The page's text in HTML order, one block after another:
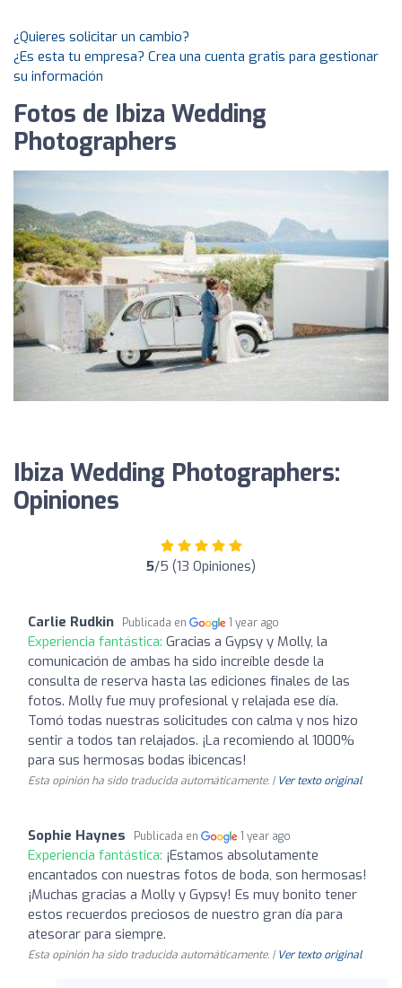
¿Quieres solicitar un cambio?
¿Es esta tu empresa? Crea una cuenta gratis para gestionar
su información
Fotos de Ibiza Wedding
Photographers
Ibiza Wedding Photographers:
Opiniones
5/5 (13 Opiniones)
Carlie Rudkin Publicada en 1 year ago
Experiencia fantástica: Gracias a Gypsy y Molly, la
comunicación de ambas ha sido increíble desde la
consulta de reserva hasta las ediciones finales de las
fotos. Molly fue muy profesional y relajada ese día.
Tomó todas nuestras solicitudes con calma y nos hizo
sentir a todos tan relajados. ¡La recomiendo al 1000%
para sus hermosas bodas ibicencas!
Esta opinión ha sido traducida automáticamente. | Ver texto original
Sophie Haynes Publicada en 1 year ago
Experiencia fantástica: ¡Estamos absolutamente
encantados con nuestras fotos de boda, son hermosas!
¡Muchas gracias a Molly y Gypsy! Es muy bonito tener
estos recuerdos preciosos de nuestro gran día para
atesorar para siempre.
Esta opinión ha sido traducida automáticamente. | Ver texto original